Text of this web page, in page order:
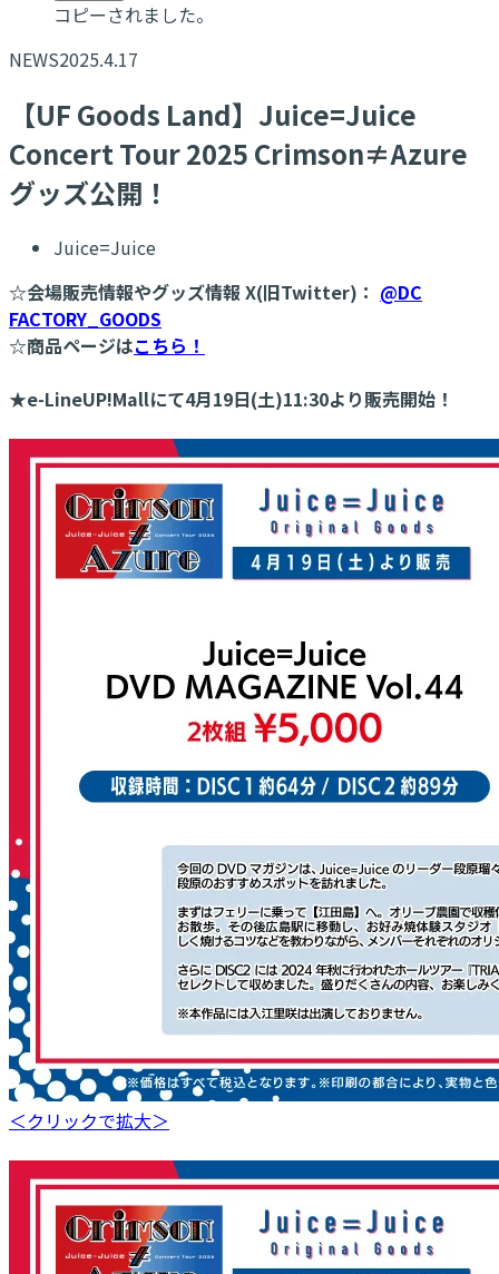
コピーされました。
NEWS2025.4.17
【UF Goods Land】Juice=Juice
Concert Tour 2025 Crimson≠Azure
グッズ公開！
Juice=Juice
☆会場販売情報やグッズ情報 X(旧Twitter)： @DC
FACTORY_GOODS
☆商品ページはこちら！
★e-LineUP!Mallにて4月19日(土)11:30より販売開始！
＜クリックで拡大＞